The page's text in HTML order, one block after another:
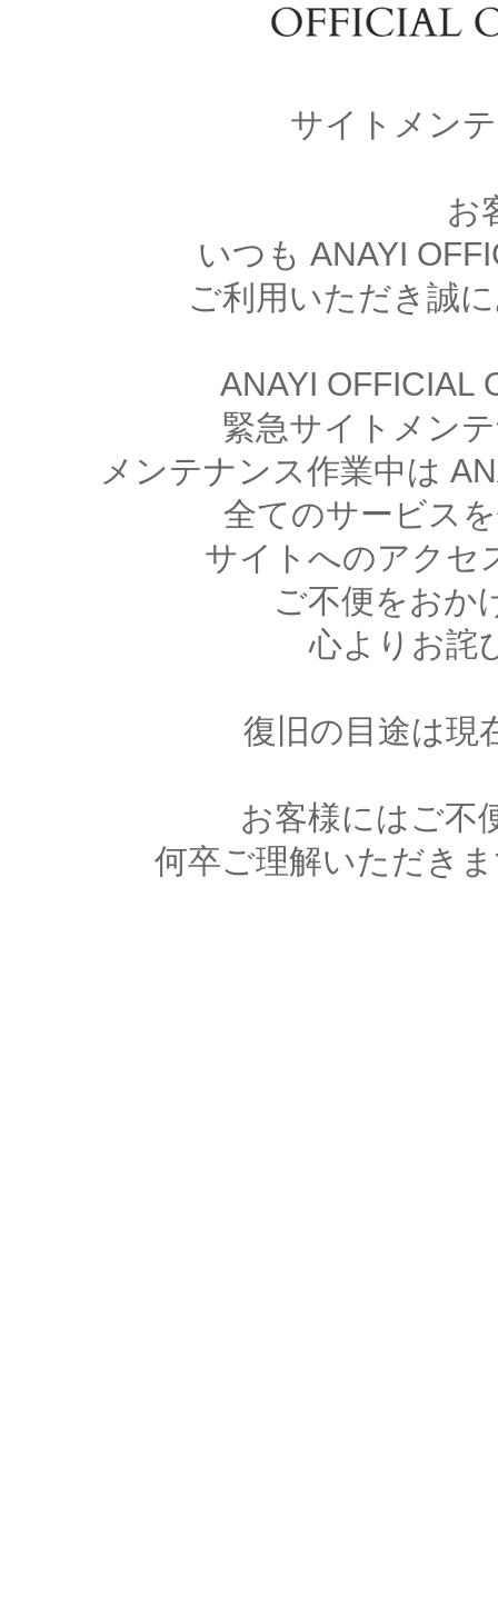
サイトメン
お
いつも ANAYI
ご利用いただき誠
ANAYI OFFICIAL
緊急サイトメン
メンテナンス作業中は
全てのサービス
サイトへのアクセ
ご不便をおか
心よりお詫
復旧の目途は現
お客様にはご不
何卒ご理解いただき